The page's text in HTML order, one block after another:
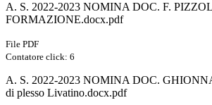
A. S. 2022-2023 NOMINA DOC. F.
FORMAZIONE.docx.pdf
File PDF
Contatore click: 6
A. S. 2022-2023 NOMINA DOC.
di plesso Livatino.docx.pdf